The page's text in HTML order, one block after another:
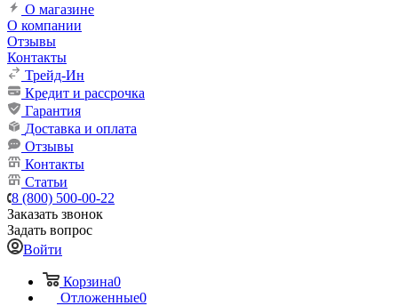
О магазине
О компании
Отзывы
Контакты
Трейд-Ин
Кредит и рассрочка
Гарантия
Доставка и оплата
Отзывы
Контакты
Статьи
8 (800) 500-00-22
Заказать звонок
Задать вопрос
Войти
Корзина0
Отложенные0